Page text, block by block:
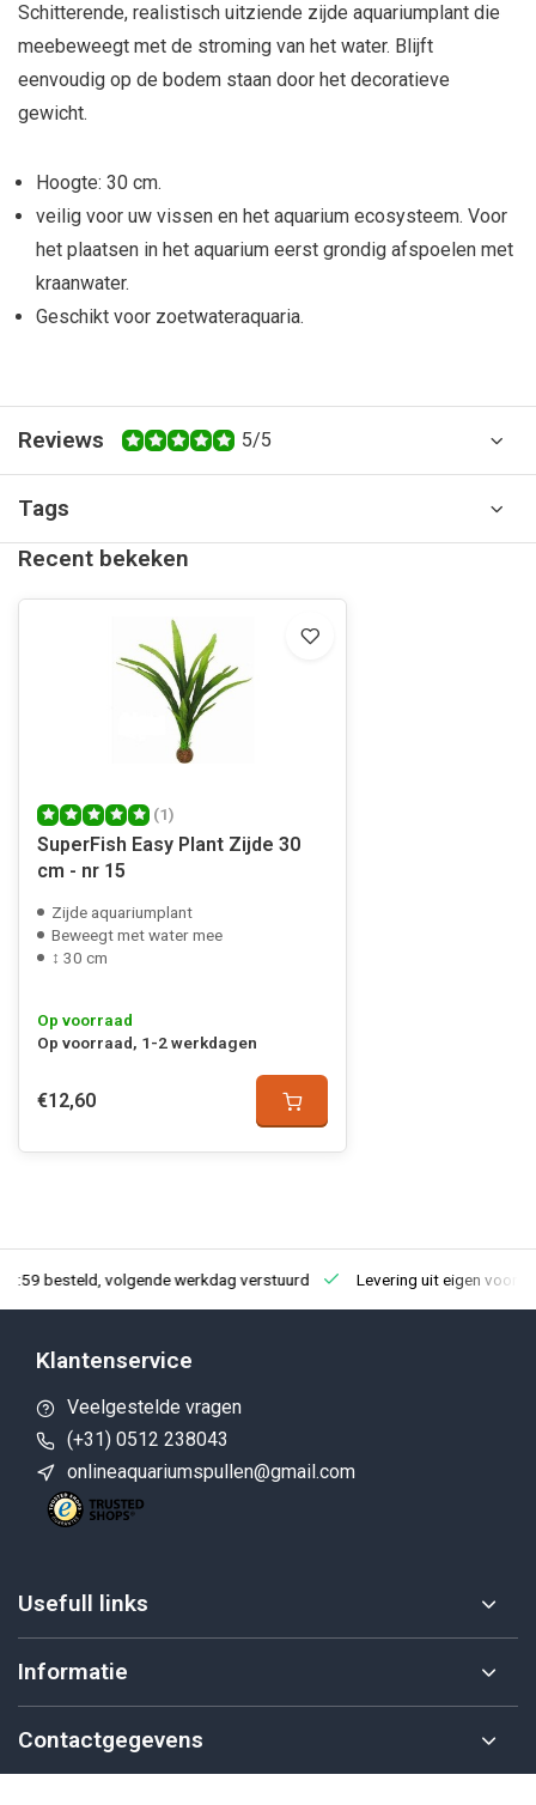
Schitterende, realistisch uitziende zijde aquariumplant die
meebeweegt met de stroming van het water. Blijft
eenvoudig op de bodem staan door het decoratieve
gewicht.
Hoogte: 30 cm.
veilig voor uw vissen en het aquarium ecosysteem. Voor
het plaatsen in het aquarium eerst grondig afspoelen met
kraanwater.
Geschikt voor zoetwateraquaria.
Reviews 5/5
Tags
Recent bekeken
(1)
SuperFish Easy Plant Zijde 30
cm - nr 15
Zijde aquariumplant
Beweegt met water mee
↕ 30 cm
Op voorraad
Op voorraad, 1-2 werkdagen
€12,60
besteld, volgende werkdag verstuurd Levering uit eigen
Klantenservice
Veelgestelde vragen
(+31) 0512 238043
onlineaquariumspullen@gmail.com
Usefull links
Informatie
Contactgegevens